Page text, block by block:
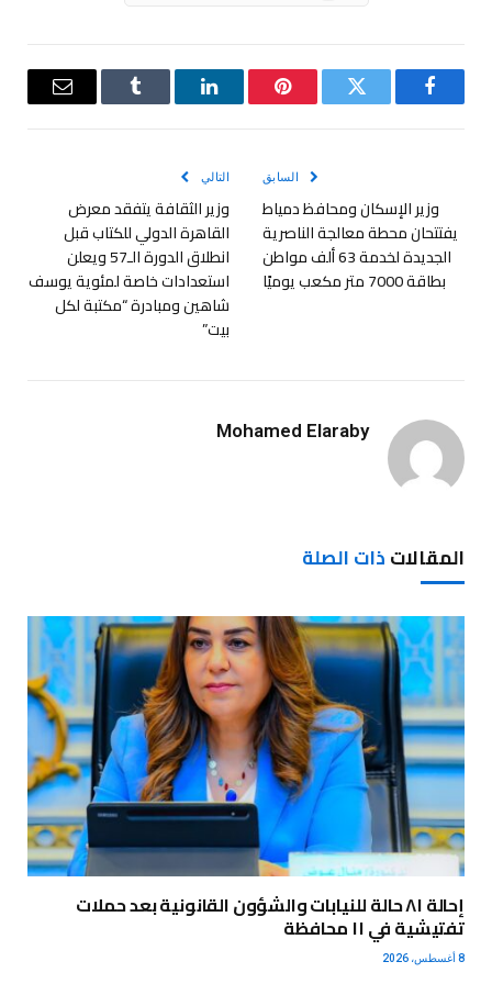
فيسبوك تويتر بينتيريستلينكدإن Tumblr
البريد
السابق
وزير الإسكان ومحافظ دمياط
يفتتحان محطة معالجة الناصرية
الجديدة لخدمة 63 ألف مواطن
بطاقة 7000 متر مكعب يوميًا
التالي
وزير الثقافة يتفقد معرض
القاهرة الدولي للكتاب قبل
انطلاق الدورة الـ57 ويعلن
استعدادات خاصة لمئوية يوسف
شاهين ومبادرة “مكتبة لكل
بيت”
Mohamed Elaraby
المقالاتذات الصلة
إحالة ٨١ حالة للنيابات والشؤون القانونية بعد حملات
تفتيشية في ١١ محافظة
8 أغسطس، 2026